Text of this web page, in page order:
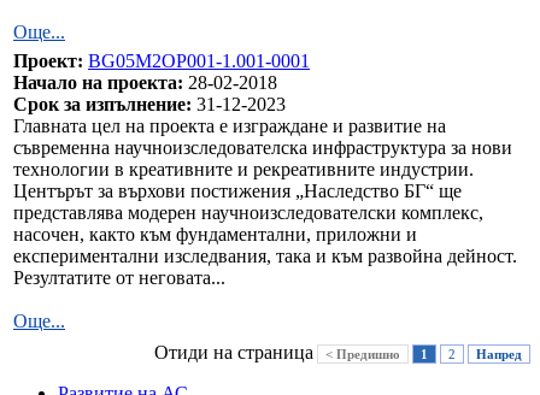
Още...
Проект: BG05M2OP001-1.001-0001
Начало на проекта: 28-02-2018
Срок за изпълнение: 31-12-2023
Главната цел на проекта е изграждане и развитие на
съвременна научноизследователска инфраструктура за нови
технологии в креативните и рекреативните индустрии.
Центърът за върхови постижения „Наследство БГ“ ще
представлява модерен научноизследователски комплекс,
насочен, както към фундаментални, приложни и
експериментални изследвания, така и към развойна дейност.
Резултатите от неговата...
Още...
Отиди на страница
< Предишно 1 2 Напред